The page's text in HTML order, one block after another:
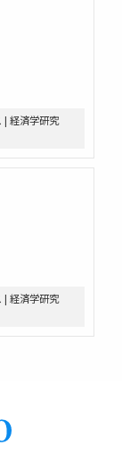
| 経済学研究
| 経済学研究